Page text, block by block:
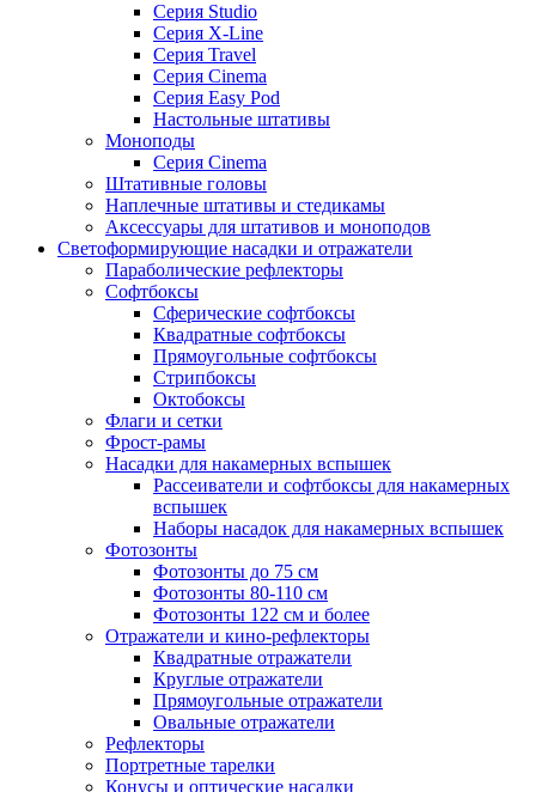
Серия Studio
Серия X-Line
Серия Travel
Серия Cinema
Серия Easy Pod
Настольные штативы
Моноподы
Серия Cinema
Штативные головы
Наплечные штативы и стедикамы
Аксессуары для штативов и моноподов
Светоформирующие насадки и отражатели
Параболические рефлекторы
Софтбоксы
Сферические софтбоксы
Квадратные софтбоксы
Прямоугольные софтбоксы
Стрипбоксы
Октобоксы
Флаги и сетки
Фрост-рамы
Насадки для накамерных вспышек
Рассеиватели и софтбоксы для накамерных
вспышек
Наборы насадок для накамерных вспышек
Фотозонты
Фотозонты до 75 см
Фотозонты 80-110 см
Фотозонты 122 см и более
Отражатели и кино-рефлекторы
Квадратные отражатели
Круглые отражатели
Прямоугольные отражатели
Овальные отражатели
Рефлекторы
Портретные тарелки
Конусы и оптические насадки